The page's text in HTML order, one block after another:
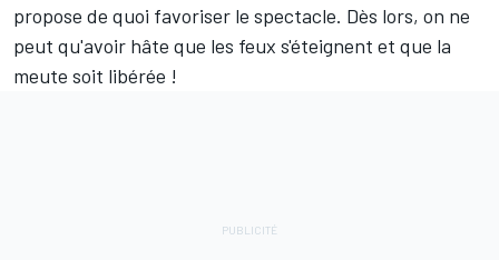
propose de quoi favoriser le spectacle. Dès lors, on ne
peut qu'avoir hâte que les feux s'éteignent et que la
meute soit libérée !